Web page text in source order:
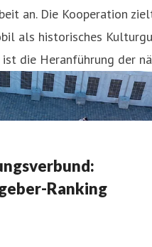
an. Die Kooperation
als historisches
die Heranführung der nä
Ranking